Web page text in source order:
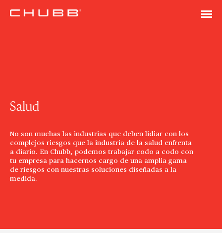
Salud
No son muchas las industrias que deben lidiar con los
complejos riesgos que la industria de la salud enfrenta
a diario. En Chubb, podemos trabajar codo a codo con
tu empresa para hacernos cargo de una amplia gama
de riesgos con nuestras soluciones diseñadas a la
medida.